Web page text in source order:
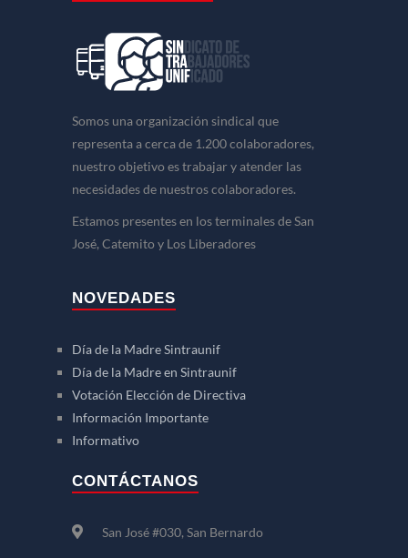
Somos una organización sindical que
representa a cerca de 1.200 colaboradores,
nuestro objetivo es trabajar y atender las
necesidades de nuestros colaboradores.
Estamos presentes en los terminales de San
José, Catemito y Los Liberadores
NOVEDADES
Día de la Madre Sintraunif
Día de la Madre en Sintraunif
Votación Elección de Directiva
Información Importante
Informativo
CONTÁCTANOS
San José #030, San Bernardo